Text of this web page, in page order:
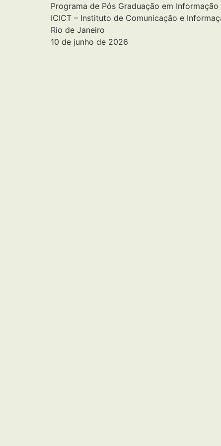
Programa de Pós Graduação em
ICICT – Instituto de Comunicação e
Rio de Janeiro
10 de junho de 2026